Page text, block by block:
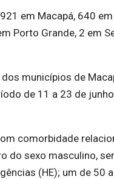
em Macapá, 640
Porto Grande, 2 em
municípios de
de 11 a 23 de
comorbidade
do sexo masculino,
(HE); um de 50